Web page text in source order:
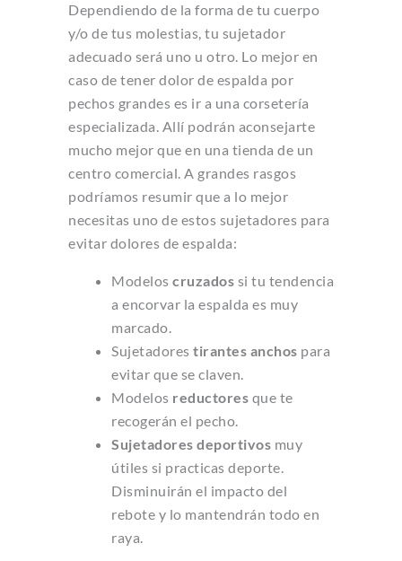
Dependiendo de la forma de tu cuerpo
y/o de tus molestias, tu sujetador
adecuado será uno u otro. Lo mejor en
caso de tener dolor de espalda por
pechos grandes es ir a una corsetería
especializada. Allí podrán aconsejarte
mucho mejor que en una tienda de un
centro comercial. A grandes rasgos
podríamos resumir que a lo mejor
necesitas uno de estos sujetadores para
evitar dolores de espalda:
Modelos cruzados si tu tendencia
a encorvar la espalda es muy
marcado.
Sujetadores tirantes anchos para
evitar que se claven.
Modelos reductores que te
recogerán el pecho.
Sujetadores deportivos muy
útiles si practicas deporte.
Disminuirán el impacto del
rebote y lo mantendrán todo en
raya.